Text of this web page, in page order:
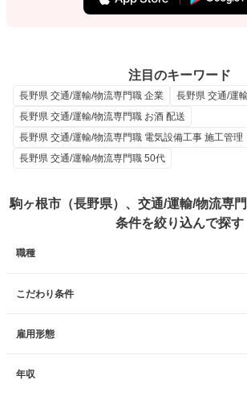
注目のキーワード
長野県 交通/運輸/物流専門職 企業
長野県 交通/運
長野県 交通/運輸/物流専門職 お酒 配送
長野県 交通/運輸/物流専門職 電気設備工事 施工管理
長野県 交通/運輸/物流専門職 50代
駒ヶ根市（長野県）、交通/運輸/物流専
条件を絞り込んで探す
職種
こだわり条件
雇用形態
年収